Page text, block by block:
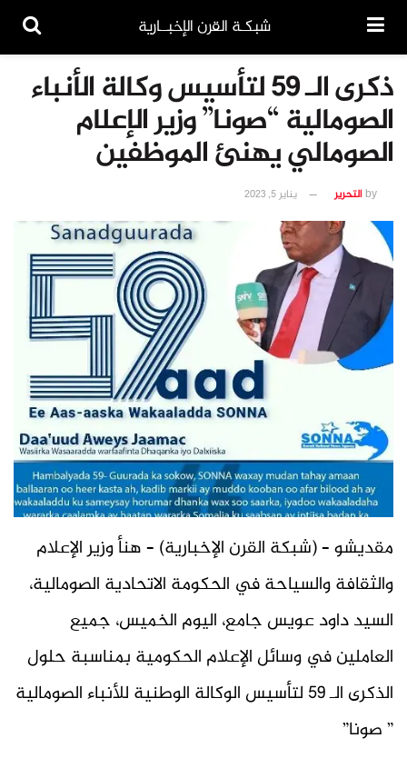
شبكـة القرن الإخبــارية
ذكرى الـ 59 لتأسيس وكالة الأنباء
الصومالية “صونا” وزير الإعلام
الصومالي يهنئ الموظفين
byالتحرير يناير 5, 2023
مقديشو – (شبكة القرن الإخبارية) – هنأ وزير الإعلام
والثقافة والسياحة في الحكومة الاتحادية الصومالية،
السيد داود عويس جامع، اليوم الخميس، جميع
العاملين في وسائل الإعلام الحكومية بمناسبة حلول
الذكرى الـ 59 لتأسيس الوكالة الوطنية للأنباء الصومالية
” صونا”